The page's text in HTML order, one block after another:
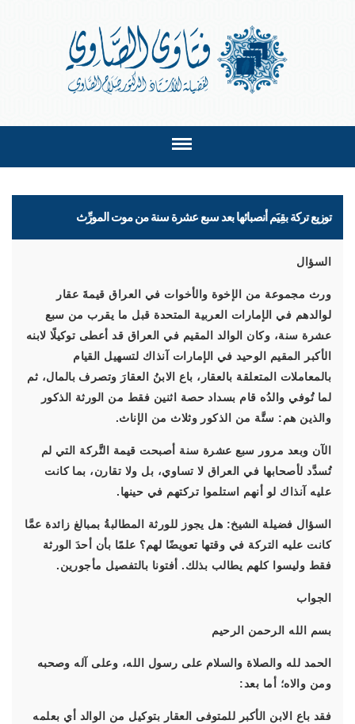
توزيع تركة بقِيَم أنصبائها بعد سبع عشرة سنة من موت المورِّث
السؤال
ورث مجموعة من الإخوة والأخوات في العراق قيمةَ عقار
لوالدهم في الإمارات العربية المتحدة قبل ما يقرب من سبع
عشرة سنة، وكان الوالد المقيم في العراق قد أعطى توكيلًا لابنه
الأكبر المقيم الوحيد في الإمارات آنذاك لتسهيل القيام
بالمعاملات المتعلقة بالعقار، باع الابنُ العقارَ وتصرف بالمال، ثم
لما تُوفي والدُه قام بسداد حصة اثنين فقط من الورثة الذكور
والذين هم: ستَّة من الذكور وثلاث من الإناث.
الآن وبعد مرور سبع عشرة سنة أصبحت قيمة التَّركة التي لم
تُسدَّد لأصحابها في العراق لا تساوي، بل ولا تقارن، بما كانت
عليه آنذاك لو أنهم استلموا تركتهم في حينها.
السؤال فضيلة الشيخ: هل يجوز للورثة المطالبةُ بمبالغ زائدة عمَّا
كانت عليه التركة في وقتها تعويضًا لهم؟ علمًا بأن أحدَ الورثة
فقط وليسوا كلهم يطالب بذلك. أفتونا بالتفصيل مأجورين.
الجواب
بسم الله الرحمن الرحيم
الحمد لله والصلاة والسلام على رسول الله، وعلى آله وصحبه
ومن والاه؛ أما بعد:
فقد باع الابن الأكبر للمتوفى العقار بتوكيل من الوالد أي بعلمه